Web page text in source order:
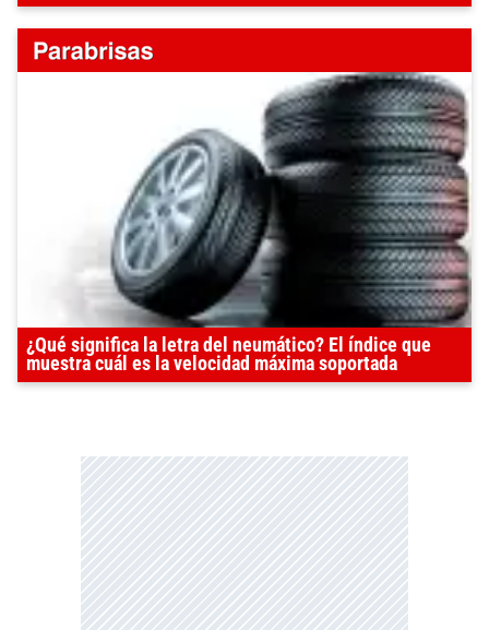
¿Qué significa la letra del neumático? El índice que
muestra cuál es la velocidad máxima soportada